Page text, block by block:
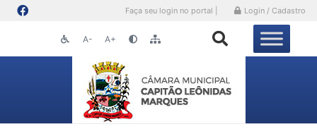
Faça seu login no portal | Login / Cadastro
A- A+